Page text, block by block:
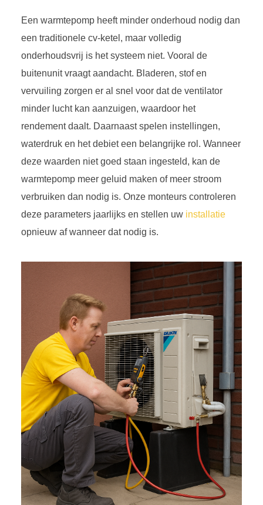
Een warmtepomp heeft minder onderhoud nodig dan
een traditionele cv-ketel, maar volledig
onderhoudsvrij is het systeem niet. Vooral de
buitenunit vraagt aandacht. Bladeren, stof en
vervuiling zorgen er al snel voor dat de ventilator
minder lucht kan aanzuigen, waardoor het
rendement daalt. Daarnaast spelen instellingen,
waterdruk en het debiet een belangrijke rol. Wanneer
deze waarden niet goed staan ingesteld, kan de
warmtepomp meer geluid maken of meer stroom
verbruiken dan nodig is. Onze monteurs controleren
deze parameters jaarlijks en stellen uw installatie
opnieuw af wanneer dat nodig is.